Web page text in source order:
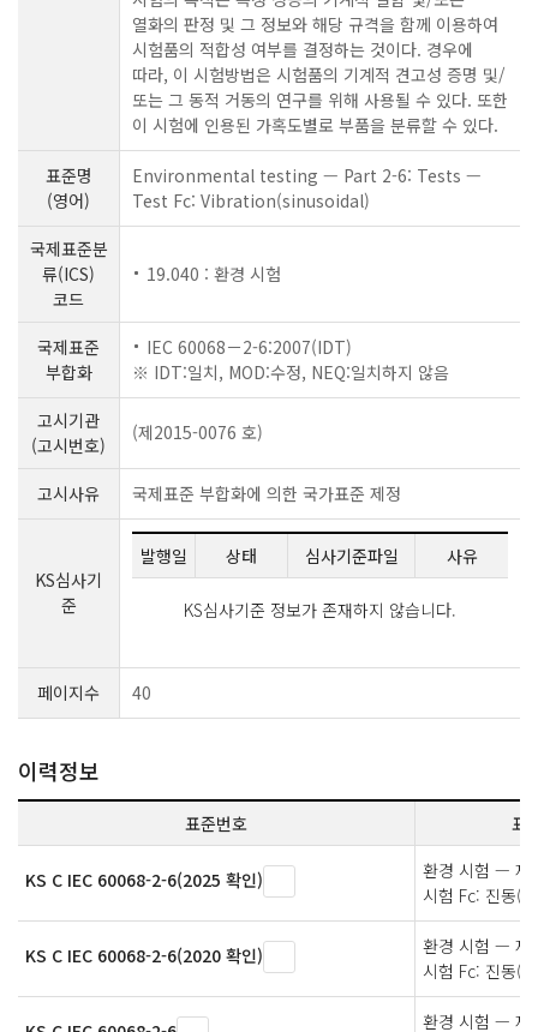
열화의 판정 및 그 정보와 해당 규격을 함께 이용하여
시험품의 적합성 여부를 결정하는 것이다. 경우에
따라, 이 시험방법은 시험품의 기계적 견고성 증명 및/
또는 그 동적 거동의 연구를 위해 사용될 수 있다. 또한
이 시험에 인용된 가혹도별로 부품을 분류할 수 있다.
표준명
(영어)
Environmental testing — Part 2-6: Tests —
Test Fc: Vibration(sinusoidal)
국제표준분
류(ICS)
코드
19.040 : 환경 시험
국제표준
부합화
IEC 60068－2-6:2007(IDT)
※ IDT:일치, MOD:수정, NEQ:일치하지 않음
고시기관
(고시번호)
(제2015-0076 호)
고시사유 국제표준 부합화에 의한 국가표준 제정
KS심사기
준
발행일 상태 심사기준파일 사유
KS심사기준 정보가 존재하지 않습니다.
페이지수 40
이력정보
표준번호 표
KS C IEC 60068-2-6(2025 확인)
환경 시험 — 제
시험 Fc: 진동(
KS C IEC 60068-2-6(2020 확인)
환경 시험 — 제
시험 Fc: 진동(
환경 시험 — 제